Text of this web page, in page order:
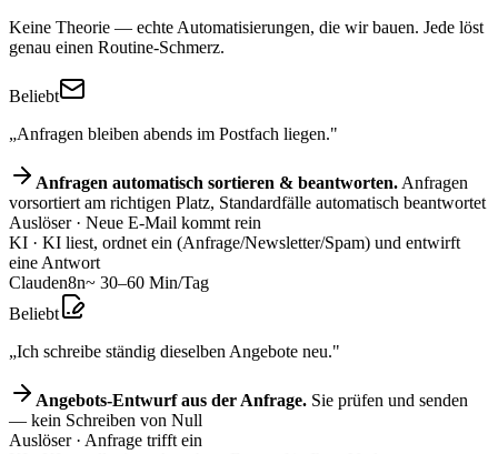
Keine Theorie — echte Automatisierungen, die wir bauen. Jede löst
genau einen Routine-Schmerz.
Beliebt
„Anfragen bleiben abends im Postfach liegen."
Anfragen automatisch sortieren & beantworten. Anfragen
vorsortiert am richtigen Platz, Standardfälle automatisch beantwortet
Auslöser· Neue E-Mail kommt rein
KI · KI liest, ordnet ein (Anfrage/Newsletter/Spam) und entwirft
eine Antwort
Clauden8n~ 30–60 Min/Tag
Beliebt
„Ich schreibe ständig dieselben Angebote neu."
Angebots-Entwurf aus der Anfrage. Sie prüfen und senden
— kein Schreiben von Null
Auslöser· Anfrage trifft ein